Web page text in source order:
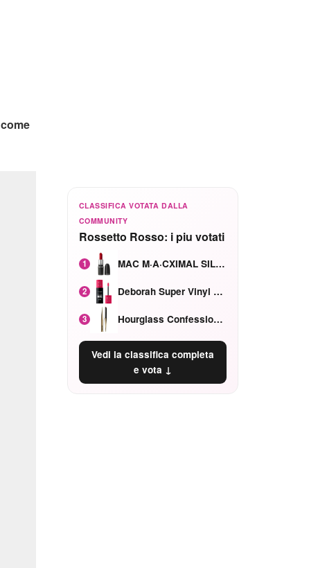
come
CLASSIFICA VOTATA DALLA
COMMUNITY
Rossetto Rosso: i piu votati
1 MAC M·A·CXIMAL SILKY MATTE Red Rock mat
2 Deborah Super Vinyl Shake Rosa Ciliegia
3 Hourglass Confession Ricaricabile Ultra Preciso Ad Alta Intensità Secretly Classic Red
Vedi la classifica completa
e vota ↓